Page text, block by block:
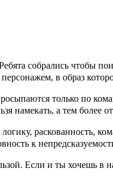
собрались чтобы
в образ
только по
намекать, а тем более
раскованность,
к
Если и ты